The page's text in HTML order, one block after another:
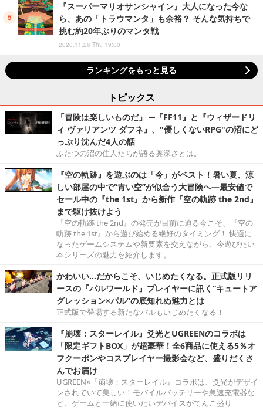
『スーパーマリオサンシャイン』大人になった今な
ら、あの「トラウマンタ」も余裕？ そんな気持ちで
挑む約20年ぶりのマンタ戦
2020.11.26 Thu 19:00
ランキングをもっと見る
トピックス
「冒険は楽しいものだ」 ─『FF11』と『ウィザードリ
ィ ヴァリアンツ ダフネ』、"優しくないRPG"の沼にど
っぷり沈んだ4人の話
ふたつの沼の住人たちが語る奥深さとは。
『空の軌跡』を遊ぶのは「今」がベスト！暑い夏、涼
しい部屋の中で“青い空”が似合う大冒険へ―最安値で
セール中の『the 1st』から新作『空の軌跡 the 2nd』
まで駆け抜けよう
『空の軌跡 the 2nd』の発売が目前に迫る今こそ、『空の
軌跡 the 1st』から遊び始める絶好のタイミング！ 快適に
なったゲームシステムや新要素を交えながら、今遊びたい
本シリーズの魅力を紹介します。
かわいい…だからこそ、いじめたくなる。正式版リリ
ースの『パルワールド』プレイヤーに訊く“キュートア
グレッション×パル”の底知れぬ魅力とは
正式版で登場する新たなパルもいじめたくなる！
『崩壊：スターレイル』爻光とUGREENのコラボは
「限定ギフトBOX」が超豪華！全6商品に使える5％オ
フクーポンやコスプレイヤー撮影会など、盛りだくさ
んでお届け
UGREEN×『崩壊：スターレイル』コラボは、爻光がデザイ
ンされていて美しい！モバイルバッテリーや急速充電器な
ど、ゲームと一緒に使いたいデバイスがてんこ盛り